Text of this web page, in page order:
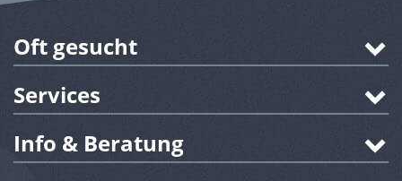
Oft gesucht
Services
Info & Beratung